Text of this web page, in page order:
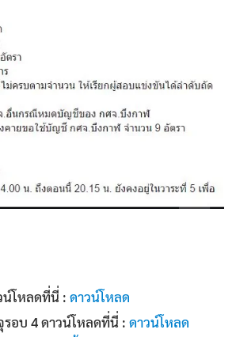
น์โหลดที่นี่ : ดาวน์โหลด
รอบ 4 ดาวน์โหลดที่นี่ : ดาวน์โหลด